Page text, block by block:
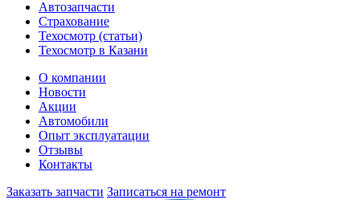
Автозапчасти
Страхование
Техосмотр (статьи)
Техосмотр в Казани
О компании
Новости
Акции
Автомобили
Опыт эксплуатации
Отзывы
Контакты
Заказать запчасти Записаться на ремонт